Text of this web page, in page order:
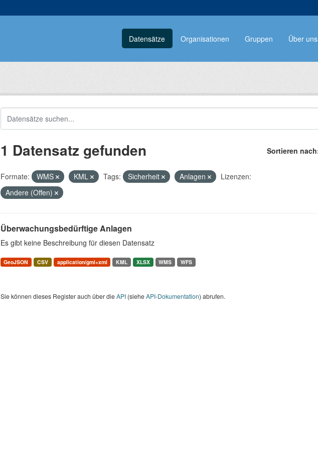
Datensätze Organisationen Gruppen Über uns
Sortieren nach
1 Datensatz gefunden
Formate: WMS KML Tags: Sicherheit Anlagen
Lizenzen:
Andere (Offen)
Überwachungsbedürftige Anlagen
Es gibt keine Beschreibung für diesen Datensatz
GeoJSON CSV application/gml+xml KML XLSX WMS WFS
Sie können dieses Register auch über dieAPI(sieheAPI-Dokumentation) abrufen.